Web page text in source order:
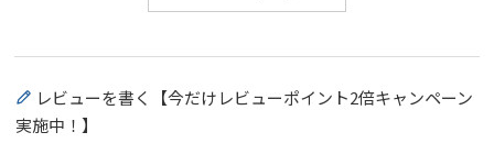
レビューを書く【今だけレビューポイント2倍キャンペーン
実施中！】